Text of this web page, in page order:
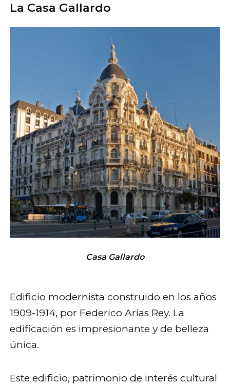
La Casa Gallardo
Casa Gallardo
Edificio modernista construido en los años
1909-1914, por Federico Arias Rey. La
edificación es impresionante y de belleza
única.
Este edificio, patrimonio de interés cultural